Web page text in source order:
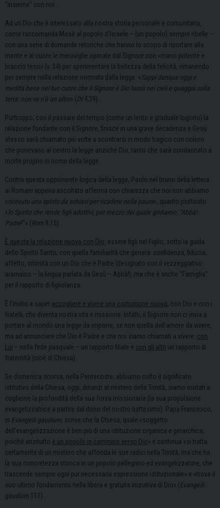
“insieme” con noi.
Ad un Dio che è interessato alla nostra storia personale e comunitaria,
come raccomanda Mosè al popolo d’Israele – (un popolo) sempre ribelle –
con una serie di domande retoriche che hanno lo scopo di riportare alla
mente e al cuore le meraviglie operate dal Signore con «mano potente e
braccio teso» (v. 34) per sperimentare la bellezza della felicità, rimanendo
per sempre nella relazione normata dalla legge: «Sappi dunque oggi e
medita bene nel tuo cuore che il Signore è Dio lassù nei cieli e quaggiù sulla
terra: non ve n’è un altro» (Dt4,39).
Purtroppo, con il passare del tempo (come un lento e graduale logorio) la
relazione fondante con il Signore, finisce in una grave decadenza e Gesù
stesso sarà chiamato più volte a scontrarsi in modo tragico con coloro
che ponevano al centro la legge anziché Dio, tanto che sarà condannato a
morte proprio in nome della legge.
Contro questa opprimente logica della legge, Paolo nel brano della lettera
ai Romani appena ascoltato afferma con chiarezza che noi non abbiamo
«ricevuto uno spirito da schiavi per ricadere nella paura», quanto piuttosto
«lo Spirito che rende figli adottivi, per mezzo del quale gridiamo: “Abbà!
Padre!”» (Rom 8,15).
È questa la relazione nuova con Dio: essere figli nel Figlio, sotto la guida
dello Spirito Santo, con quella familiarità che genera: confidenza, fiducia,
affetto, intimità con un Dio che è Padre (designato con il vezzeggiativo
aramaico – la lingua parlata da Gesù – Abbà!), ma che è anche “Famiglia”
per il rapporto di figliolanza.
È l’invito a saper accogliere e vivere una comunione nuova, con Dio e con i
fratelli, che diventa nostra vita e missione. Infatti, il Signore non ci invia a
portare al mondo una legge da imporre, se non quella dell’amore da vivere,
ma ad annunciare che Dio è Padre e che noi siamo chiamati a vivere: con
Lui – nella fede pasquale – un rapporto filiale e con gli altri un rapporto di
fraternità (cioè di Chiesa).
Se domenica scorsa, nella Pentecoste, abbiamo colto il significato
istitutivo della Chiesa, oggi, dinanzi al mistero della Trinità, siamo invitati a
coglierne la profondità della sua forza missionaria (la sua propulsione
evangelizzatrice a partire dal dono del nostro battesimo). Papa Francesco,
in Evangelii gaudium, scrive che la Chiesa, quale «soggetto
dell’evangelizzazione è ben più di una istituzione organica e gerarchica,
poiché anzitutto è un popolo in cammino verso Dio» e continua «si tratta
certamente di un mistero che affonda le sue radici nella Trinità, ma che ha
la sua concretezza storica in un popolo pellegrino ed evangelizzatore, che
trascende sempre ogni pur necessaria espressione istituzionale» e «trova il
suo ultimo fondamento nella libera e gratuita iniziativa di Dio» (Evangelii
gaudium 111).